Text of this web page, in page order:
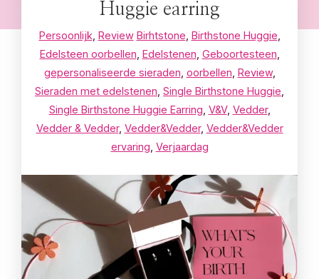
Huggie earring
Persoonlijk Review Birhtstone Birthstone Huggie
Edelsteen oorbellen Edelstenen Geboortesteen
gepersonaliseerde sieraden oorbellen Review,
Sieraden met edelstenen Single Birthstone Huggie
Single Birthstone Huggie Earring V&V, Vedder,
Vedder & Vedder, Vedder&Vedder, Vedder&Vedder
ervaring Verjaardag